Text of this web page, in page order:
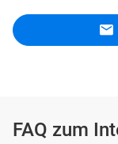
FAQ zum